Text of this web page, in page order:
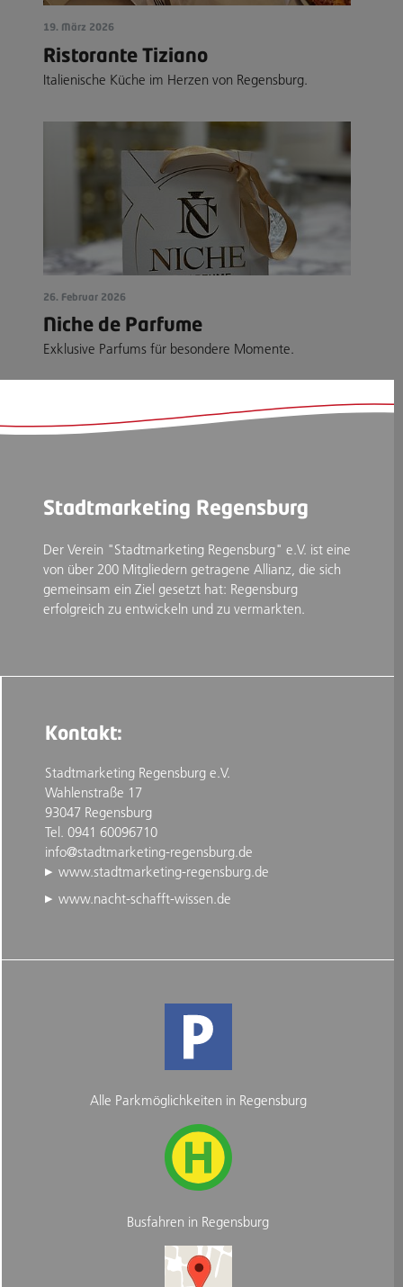
19. März 2026
Ristorante Tiziano
Italienische Küche im Herzen von Regensburg.
26. Februar 2026
Niche de Parfume
Exklusive Parfums für besondere Momente.
Stadtmarketing Regensburg
Der Verein "Stadtmarketing Regensburg" e.V. ist eine
von über 200 Mitgliedern getragene Allianz, die sich
gemeinsam ein Ziel gesetzt hat: Regensburg
erfolgreich zu entwickeln und zu vermarkten.
Kontakt:
Stadtmarketing Regensburg e.V.
Wahlenstraße 17
93047 Regensburg
Tel. 0941 60096710
info@stadtmarketing-regensburg.de
www.stadtmarketing-regensburg.de
www.nacht-schafft-wissen.de
Alle Parkmöglichkeiten in Regensburg
Busfahren in Regensburg